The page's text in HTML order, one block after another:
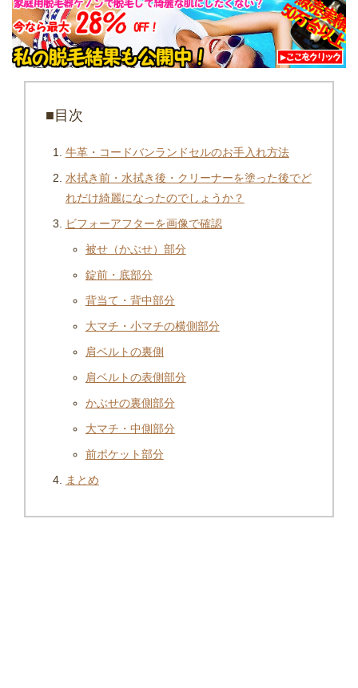
■目次
牛革・コードバンランドセルのお手入れ方法
水拭き前・水拭き後・クリーナーを塗った後でど
れだけ綺麗になったのでしょうか？
ビフォーアフターを画像で確認
被せ（かぶせ）部分
錠前・底部分
背当て・背中部分
大マチ・小マチの横側部分
肩ベルトの裏側
肩ベルトの表側部分
かぶせの裏側部分
大マチ・中側部分
前ポケット部分
まとめ